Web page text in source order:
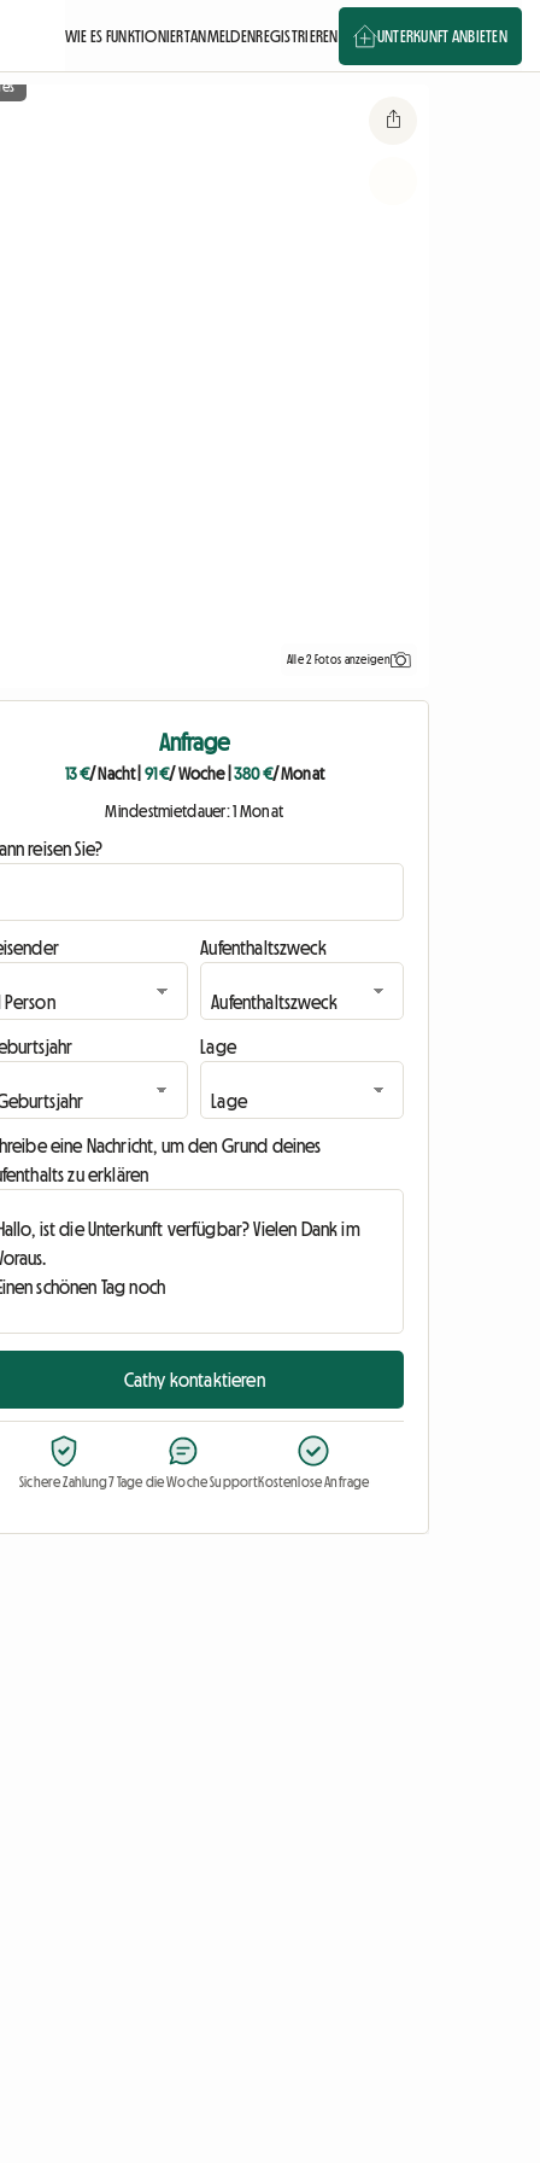
WIE ES FUNKTIONIERTANMELDENREGISTRIEREN UNTERKUNFT ANBIETEN
Alle 2 Fotos anzeigen
Anfrage
13 €/ Nacht| 91 €/ Woche|380 €/ Monat
Mindestmietdauer: 1 Monat
reisen Sie?
Aufenthaltszweck
Lage
eine Nachricht, um den Grund deines
zu erklären
Cathy kontaktieren
Sichere Zahlung7 Tage die Woche SupportKostenlose Anfrage